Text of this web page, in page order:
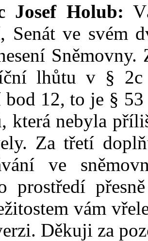
Josef Holub:
Senát ve svém
lhůtu v §
12, to je §
která nebyla
Za třetí
ve
prostředí
vám
Děkuji za